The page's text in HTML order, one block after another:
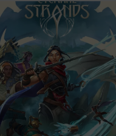
Creed Shadows
más información